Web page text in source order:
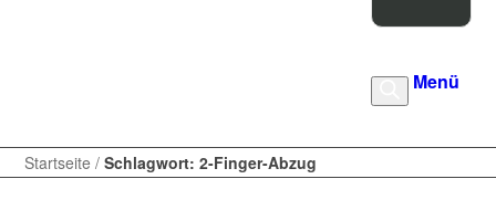
search
Menü
Startseite / Schlagwort: 2-Finger-Abzug